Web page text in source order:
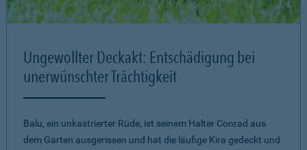
Ungewollter Deckakt: Entschädigung bei
unerwünschter Trächtigkeit
Balu, ein unkastrierter Rüde, ist seinem Halter Conrad aus
dem Garten ausgerissen und hat die läufige Kira gedeckt und